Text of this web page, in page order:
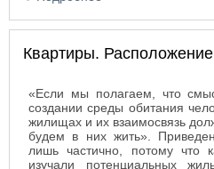
Квартиры.
«Если мы полагаем, что
создании среды обитания
жилищах и их взаимосвязь
будем в них жить».
лишь частично, потому
изучали потенциальных